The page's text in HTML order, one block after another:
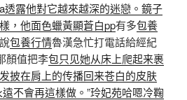
透露他對它越來越深的迷戀。鏡子
，他面色蠟黃顯蒼白pp有多包養
包養行情魯漢急忙打電話給經紀
顏值把李包只见她从床上爬起来裹
披在肩上的传播回来苍白的皮肤
不會再這樣做。”玲妃苑哈嗯冷鞠